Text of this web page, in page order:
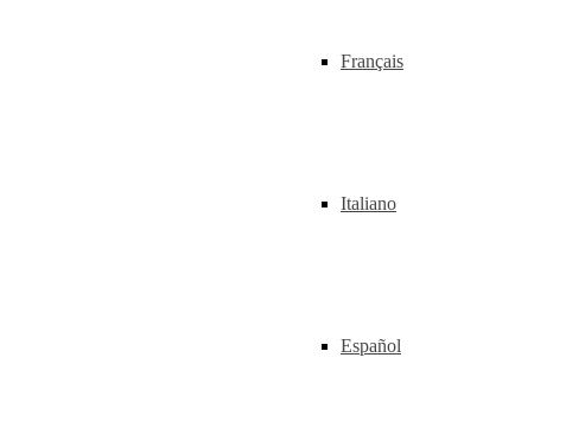
Français
Italiano
Español